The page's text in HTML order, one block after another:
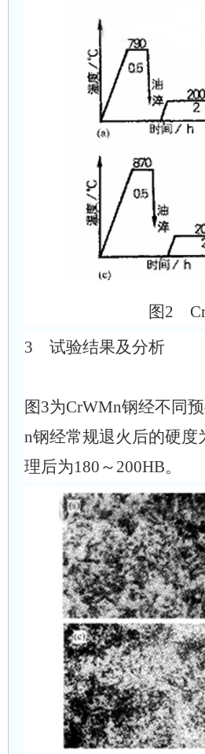
图2
3 试验结果及分析
图3为CrWMn钢经不同
n钢经常规退火后的硬度
理后为180～200HB。